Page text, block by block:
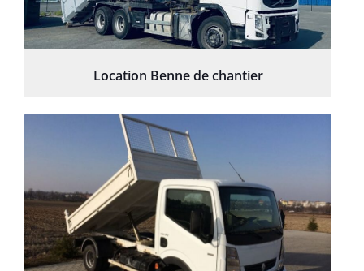
Location Benne de chantier